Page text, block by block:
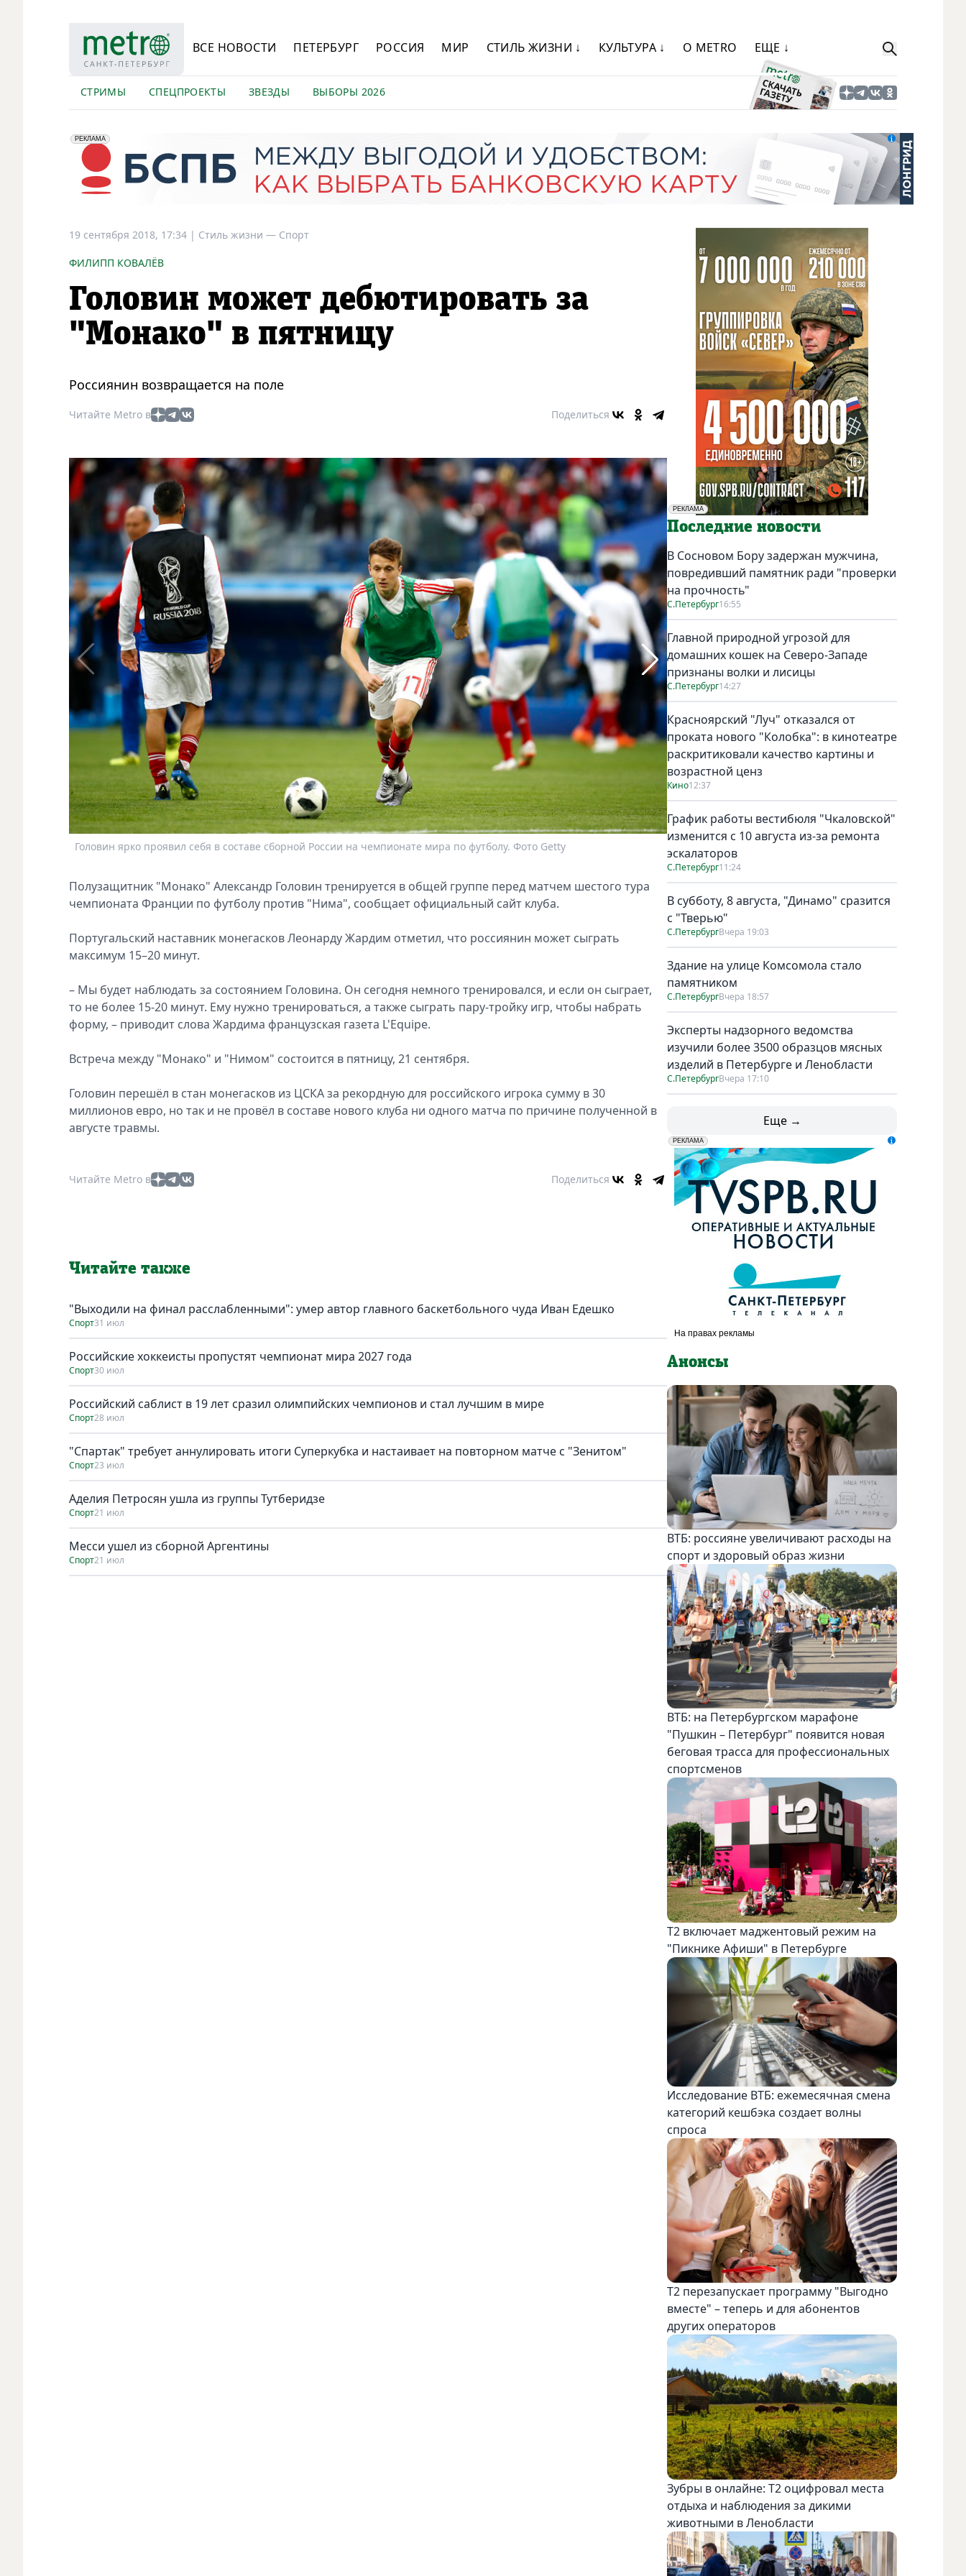
ВСЕ НОВОСТИ ПЕТЕРБУРГ РОССИЯ МИР СТИЛЬ ЖИЗНИ ↓ КУЛЬТУРА ↓ О METRO ЕЩЕ ↓
СТРИМЫ СПЕЦПРОЕКТЫ ЗВЕЗДЫ ВЫБОРЫ 2026
erid: 2VfnxyFybV5
РЕКЛАМА
ПАО "Банк "Санкт-Петербург", ИНН: 7831000027
19 сентября 2018, 17:34 | Стиль жизни — Спорт
ФИЛИПП КОВАЛЁВ
Головин может дебютировать за
"Монако" в пятницу
Россиянин возвращается на поле
Читайте Metro в Поделиться
Головин ярко проявил себя в составе сборной России на чемпионате мира по футболу. Фото Getty Головин ярко проявил себя в составе сборной России
Полузащитник "Монако" Александр Головин тренируется в общей группе перед матчем шестого тура
чемпионата Франции по футболу против "Нима", сообщает официальный сайт клуба.
Португальский наставник монегасков Леонарду Жардим отметил, что россиянин может сыграть
максимум 15–20 минут.
– Мы будет наблюдать за состоянием Головина. Он сегодня немного тренировался, и если он сыграет,
то не более 15-20 минут. Ему нужно тренироваться, а также сыграть пару-тройку игр, чтобы набрать
форму, – приводит слова Жардима французская газета L'Equipe.
Встреча между "Монако" и "Нимом" состоится в пятницу, 21 сентября.
Головин перешёл в стан монегасков из ЦСКА за рекордную для российского игрока сумму в 30
миллионов евро, но так и не провёл в составе нового клуба ни одного матча по причине полученной в
августе травмы.
Читайте Metro в Поделиться
Читайте также
"Выходили на финал расслабленными": умер автор главного баскетбольного чуда Иван Едешко
Спорт31 июл
Российские хоккеисты пропустят чемпионат мира 2027 года
Спорт30 июл
Российский саблист в 19 лет сразил олимпийских чемпионов и стал лучшим в мире
Спорт28 июл
"Спартак" требует аннулировать итоги Суперкубка и настаивает на повторном матче с "Зенитом"
Спорт23 июл
Аделия Петросян ушла из группы Тутберидзе
Спорт21 июл
Месси ушел из сборной Аргентины
Спорт21 июл
РЕКЛАМА
Социальная реклама
Последние новости
В Сосновом Бору задержан мужчина,
повредивший памятник ради "проверки
на прочность"
С.Петербург16:55
Главной природной угрозой для
домашних кошек на Северо-Западе
признаны волки и лисицы
С.Петербург14:27
Красноярский "Луч" отказался от
проката нового "Колобка": в кинотеатре
раскритиковали качество картины и
возрастной ценз
Кино12:37
График работы вестибюля "Чкаловской"
изменится с 10 августа из-за ремонта
эскалаторов
С.Петербург11:24
В субботу, 8 августа, "Динамо" сразится
с "Тверью"
С.ПетербургВчера 19:03
Здание на улице Комсомола стало
памятником
С.ПетербургВчера 18:57
Эксперты надзорного ведомства
изучили более 3500 образцов мясных
изделий в Петербурге и Ленобласти
С.ПетербургВчера 17:10
Еще →
erid: LdtCK5udn
РЕКЛАМА
АО "ГАТР", ИНН: 7841320717
Анонсы
ВТБ: россияне увеличивают расходы на
спорт и здоровый образ жизни
ВТБ: на Петербургском марафоне
"Пушкин – Петербург" появится новая
беговая трасса для профессиональных
спортсменов
Т2 включает маджентовый режим на
"Пикнике Афиши" в Петербурге
Исследование ВТБ: ежемесячная смена
категорий кешбэка создает волны
спроса
Т2 перезапускает программу "Выгодно
вместе" – теперь и для абонентов
других операторов
Зубры в онлайне: Т2 оцифровал места
отдыха и наблюдения за дикими
животными в Ленобласти